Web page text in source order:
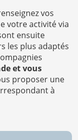
vos
votre activité via
ensuite
les plus adaptés
et vous
proposer une
à